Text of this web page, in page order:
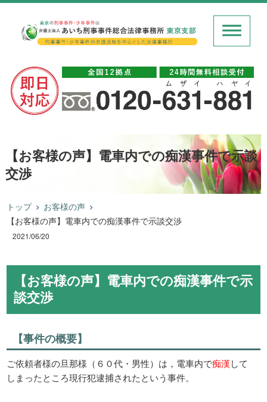
【お客様の声】電車内での痴漢事件で示談
交渉
トップ
お客様の声
【お客様の声】電車内での痴漢事件で示談交渉
2021/06/20
【お客様の声】電車内での痴漢事件で示
談交渉
【事件の概要】
ご依頼者様の旦那様（６０代・男性）は，電車内で痴漢して
しまったところ現行犯逮捕されたという事件。